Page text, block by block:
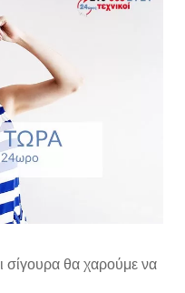
σίγουρα θα χαρούμε να